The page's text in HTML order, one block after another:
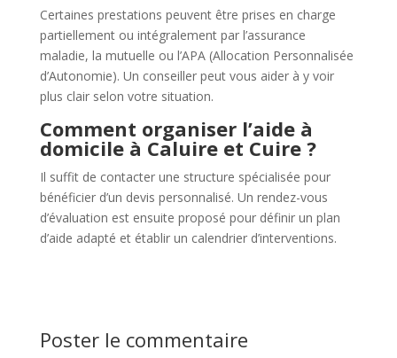
Certaines prestations peuvent être prises en charge
partiellement ou intégralement par l’assurance
maladie, la mutuelle ou l’APA (Allocation Personnalisée
d’Autonomie). Un conseiller peut vous aider à y voir
plus clair selon votre situation.
Comment organiser l’aide à
domicile à Caluire et Cuire ?
Il suffit de contacter une structure spécialisée pour
bénéficier d’un devis personnalisé. Un rendez-vous
d’évaluation est ensuite proposé pour définir un plan
d’aide adapté et établir un calendrier d’interventions.
Poster le commentaire